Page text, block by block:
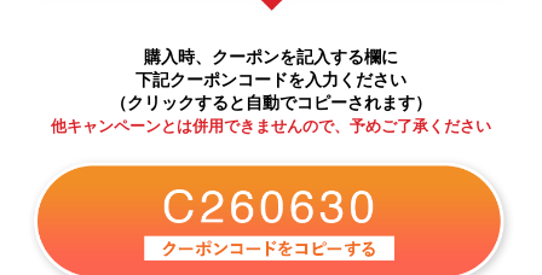
購入時、クーポンを記入する欄に
下記クーポンコードを入力ください
（クリックすると自動でコピーされます）
他キャンペーンとは併用できませんので、予めご了承ください